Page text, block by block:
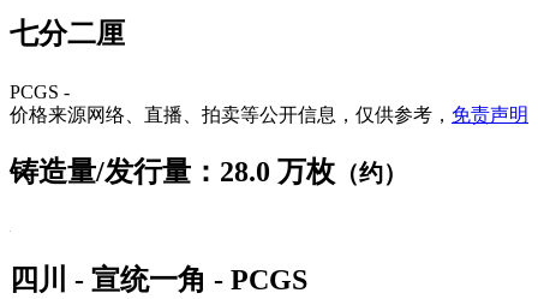
七分二厘
PCGS -
价格来源网络、直播、拍卖等公开信息，仅供参考， 免责声明
铸造量/发行量：28.0 万枚 （约）
四川 - 宣统一角 - PCGS